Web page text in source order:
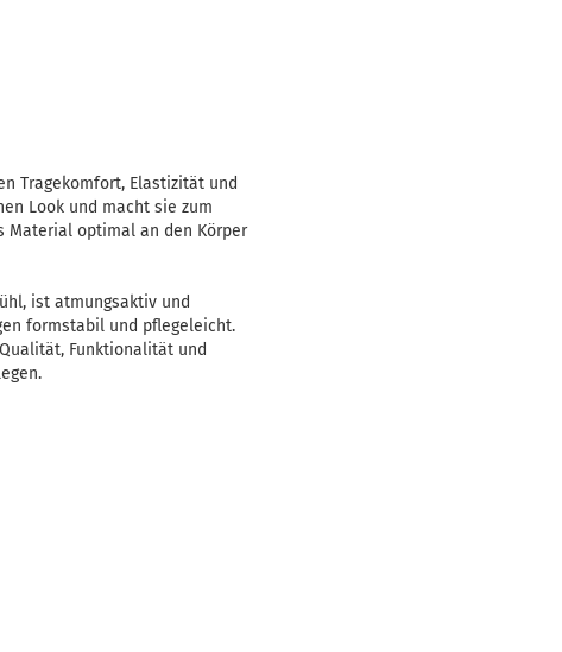
Tragekomfort, Elastizität und
Look und macht sie zum
Material optimal an den Körper
ist atmungsaktiv und
formstabil und pflegeleicht.
Funktionalität und